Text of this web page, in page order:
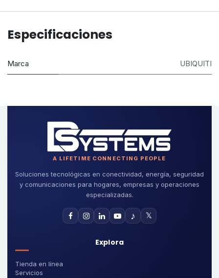
Especificaciones
Marca UBIQUITI
A LIFETIME CONNECTING PEOPLE
Soluciones tecnológicas en conectividad, energía, seguridad
y comunicaciones para hogares, empresas y operaciones
especializadas.
♪ 𝕏
Explora
Tienda en línea
Servicios